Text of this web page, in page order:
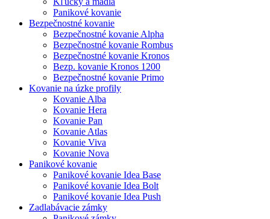
Panikové kovanie
Bezpečnostné kovanie
Bezpečnostné kovanie Alpha
Bezpečnostné kovanie Rombus
Bezpečnostné kovanie Kronos
Bezp. kovanie Kronos 1200
Bezpečnostné kovanie Primo
Kovanie na úzke profily
Kovanie Alba
Kovanie Hera
Kovanie Pan
Kovanie Atlas
Kovanie Viva
Kovanie Nova
Panikové kovanie
Panikové kovanie Idea Base
Panikové kovanie Idea Bolt
Panikové kovanie Idea Push
Zadlabávacie zámky